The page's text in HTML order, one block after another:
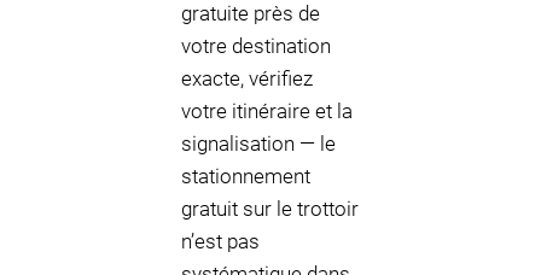
gratuite près de
votre destination
exacte, vérifiez
votre itinéraire et la
signalisation — le
stationnement
gratuit sur le trottoir
n’est pas